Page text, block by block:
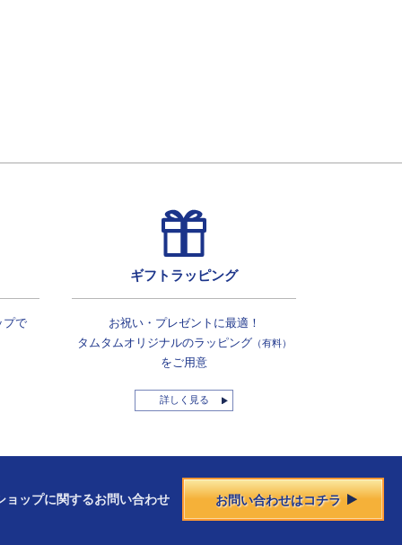
プで
ギフトラッピング
お祝い・プレゼントに最適！
タムタムオリジナルのラッピング （有料）
をご用意
詳しく見る
ョップに関するお問い合わせ お問い合わせはコチラ